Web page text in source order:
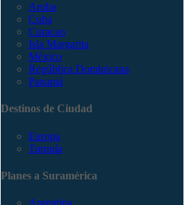
Aruba
Cuba
Curacao
Isla Margarita
México
República Dominicana
Panamá
Destinos de Ciudad
Europa
Turquía
Planes a Suramérica